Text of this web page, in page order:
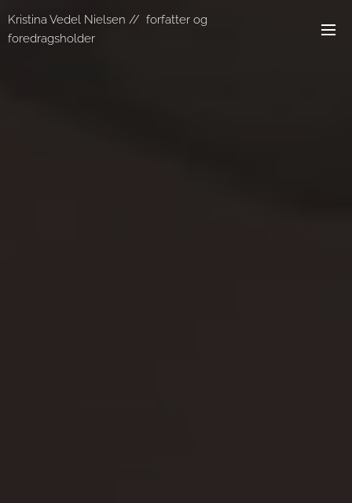
Kristina Vedel Nielsen // forfatter og
foredragsholder